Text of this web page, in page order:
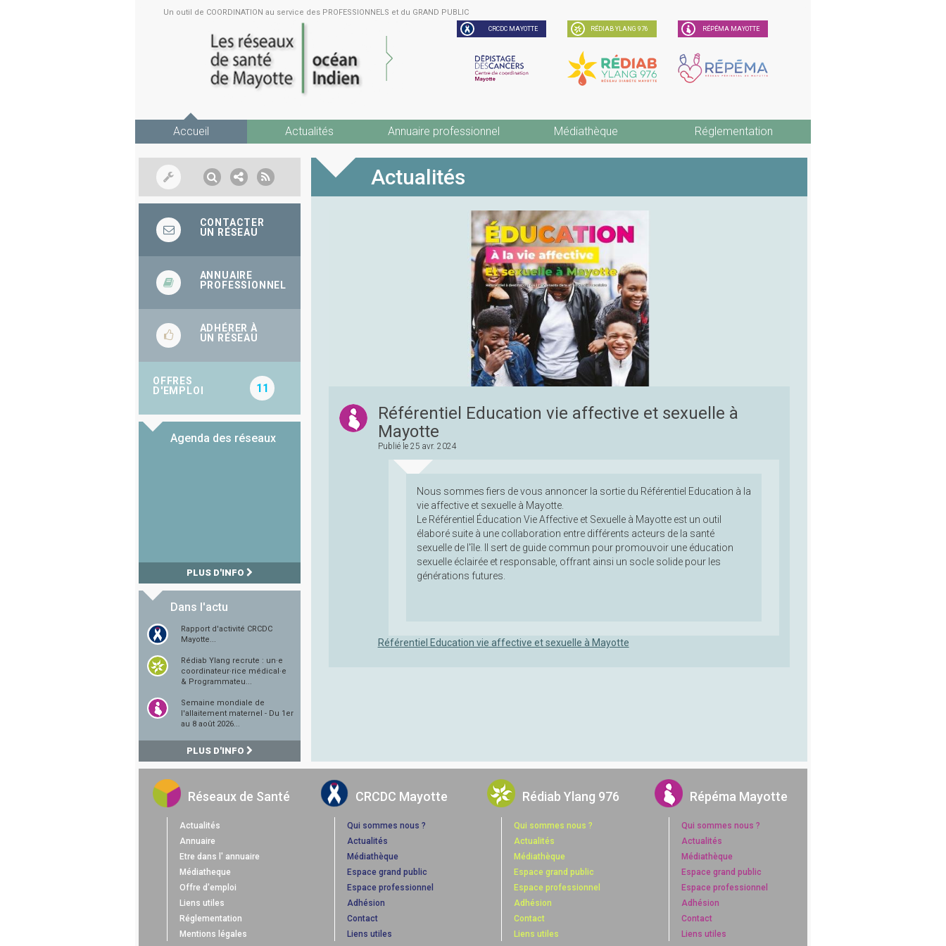
Un outil de COORDINATION au service des PROFESSIONNELS et du GRAND PUBLIC
CRCDC MAYOTTE RÉDIAB YLANG 976 RÉPÉMA MAYOTTE
Accueil Actualités Annuaire professionnel Médiathèque Réglementation
Actualités
Référentiel Education vie affective et sexuelle à
Mayotte
Publié le 25 avr. 2024
Nous sommes fiers de vous annoncer la sortie du Référentiel Education à la
vie affective et sexuelle à Mayotte.
Le Référentiel Éducation Vie Affective et Sexuelle à Mayotte est un outil
élaboré suite à une collaboration entre différents acteurs de la santé
sexuelle de l'île. Il sert de guide commun pour promouvoir une éducation
sexuelle éclairée et responsable, offrant ainsi un socle solide pour les
générations futures.
Référentiel Education vie affective et sexuelle à Mayotte
CONTACTER
UN RÉSEAU
ANNUAIRE
PROFESSIONNEL
ADHÉRER À
UN RÉSEAU
OFFRES
D'EMPLOI
11
Agenda des réseaux
PLUS D'INFO
Dans l'actu
Rapport d'activité CRCDC
Mayotte...
Rédiab Ylang recrute : un·e
coordinateur·rice médical·e
& Programmateu...
Semaine mondiale de
l'allaitement maternel - Du 1er
au 8 août 2026...
PLUS D'INFO
Réseaux de Santé
Actualités
Annuaire
Etre dans l' annuaire
Médiatheque
Offre d'emploi
Liens utiles
Réglementation
Mentions légales
CRCDC Mayotte
Qui sommes nous ?
Actualités
Médiathèque
Espace grand public
Espace professionnel
Adhésion
Contact
Liens utiles
Rédiab Ylang 976
Qui sommes nous ?
Actualités
Médiathèque
Espace grand public
Espace professionnel
Adhésion
Contact
Liens utiles
Répéma Mayotte
Qui sommes nous ?
Actualités
Médiathèque
Espace grand public
Espace professionnel
Adhésion
Contact
Liens utiles